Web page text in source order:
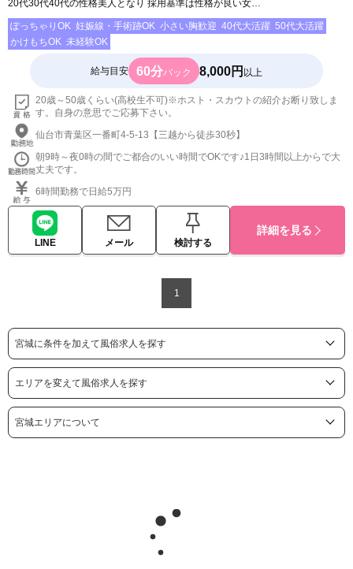
20代30代40代の性格美人となり 採用基準は性格が良い女…
ぽっちゃりOK 妊娠線・手術跡OK 小さい胸歓迎 40代大活躍 50代大活躍
かけもちOK 未経験OK
給与目安 60分バック 8,000円 以上
20歳～50歳くらい(高校生不可)※ホスト・スカウトの紹介お断り致しま
す。自身の意思でご応募下さい。
仙台市青葉区一番町4-5-13【三越から徒歩30秒】
朝9時～夜0時の間でご都合のいい時間でOKです♪1日3時間以上からで大
丈夫です。
6時間勤務で日給5万円
LINE メール 検討する
詳細を見る
1
宮城に条件を加えて風俗求人を探す
エリアを変えて風俗求人を探す
宮城エリアについて